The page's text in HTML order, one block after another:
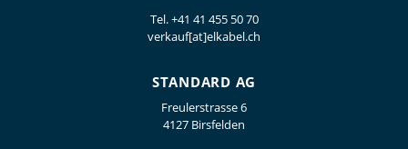
Tel.+41 41 455 50 70
verkauf[at]elkabel.ch
STANDARD AG
Freulerstrasse 6
4127 Birsfelden